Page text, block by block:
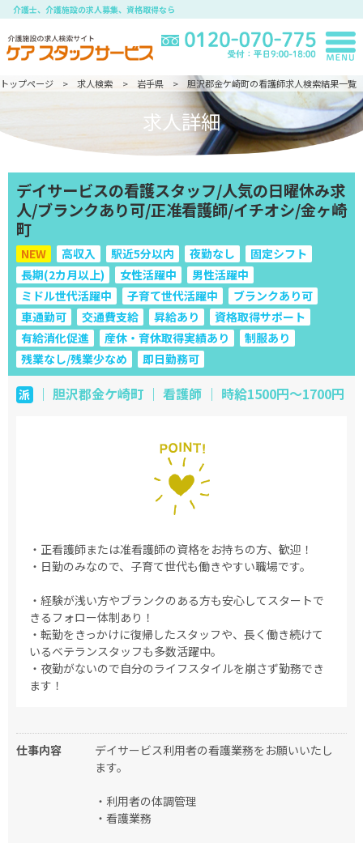
介護士、介護施設の求人募集、資格取得なら
トップページ 求人検索 岩手県 胆沢郡金ケ崎町の看護師求人検索結果一覧
求人詳細
デイサービスの看護スタッフ/人気の日曜休み求
人/ブランクあり可/正准看護師/イチオシ/金ヶ崎
町
NEW 高収入 駅近5分以内 夜勤なし
固定シフト
長期(2カ月以上)
女性活躍中
男性活躍中
ミドル世代活躍中
子育て世代活躍中
ブランクあり可
車通勤可
交通費支給 昇給あり
資格取得サポート
有給消化促進
産休・育休取得実績あり
制服あり
残業なし/残業少なめ
即日勤務可
派｜ 胆沢郡金ケ崎町 ｜ 看護師 ｜ 時給1500円～1700円
・正看護師または准看護師の資格をお持ちの方、歓迎！
・日勤のみなので、子育て世代も働きやすい職場です。
・経験が浅い方やブランクのある方も安心してスタートで
きるフォロー体制あり！
・転勤をきっかけに復帰したスタッフや、長く働き続けて
いるベテランスタッフも多数活躍中。
・夜勤がないので自分のライフスタイルを崩さず勤務でき
ます！
仕事内容
デイサービス利用者の看護業務をお願いいたし
ます。
・利用者の体調管理
・看護業務